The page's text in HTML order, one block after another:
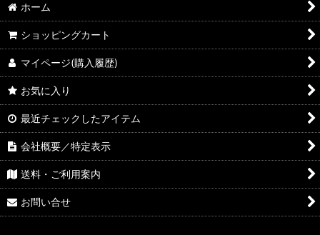
ホーム
ショッピングカート
マイページ(購入履歴)
お気に入り
最近チェックしたアイテム
会社概要／特定表示
送料・ご利用案内
お問い合せ